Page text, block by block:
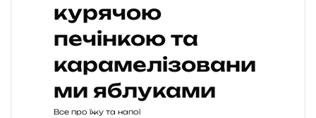
курячою
печінкою та
карамелізовани
ми яблуками
Все про їжу та напої